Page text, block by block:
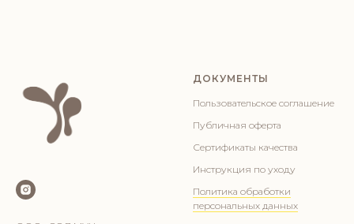
ДОКУМЕНТЫ
Пользовательское соглашение
Публичная оферта
Сертификаты качества
Инструкция по уходу
Политика обработки
персональных данных